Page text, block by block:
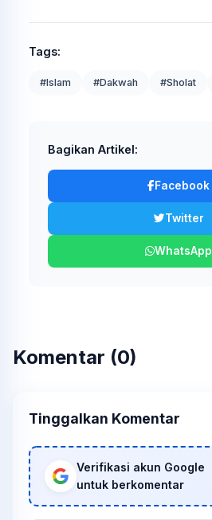
Tags:
#Islam #Dakwah #Sholat
Bagikan Artikel:
Facebook
Twitter
WhatsApp
Komentar (0)
Tinggalkan Komentar
Verifikasi akun Google
untuk berkomentar